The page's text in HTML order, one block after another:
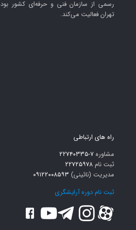
رسمی از سازمان فنی و حرفه‌ای کشور
تهران فعالیت می‌کند.
راه های ارتباطی
مشاوره۷-۲۲۷۴۰۳۳۵
ثبت نام ۲۲۷۲۵۹۷۸
مدیریت (نائینی) ۰۹۱۲۲۰۰۸۵۹۳
ثبت نام دوره آرایشگری